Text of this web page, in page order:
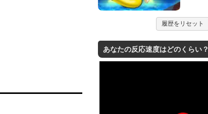
履歴をリセット
あなたの反応速度はどのくらい？